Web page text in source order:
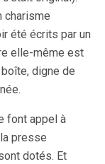
charisme
été écrits par un
elle-même est
digne de
font appel à
presse
dotés. Et